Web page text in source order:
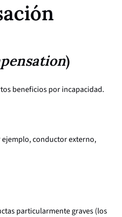
)
beneficios por incapacidad.
ejemplo, conductor externo,
particularmente graves (los